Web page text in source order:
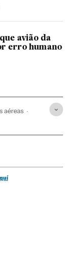
avião da
erro humano
aéreas